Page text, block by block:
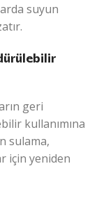
suyun
geri
kullanımına
sulama,
için yeniden